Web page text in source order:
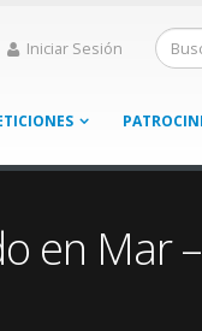
Iniciar Sesión
en Mar